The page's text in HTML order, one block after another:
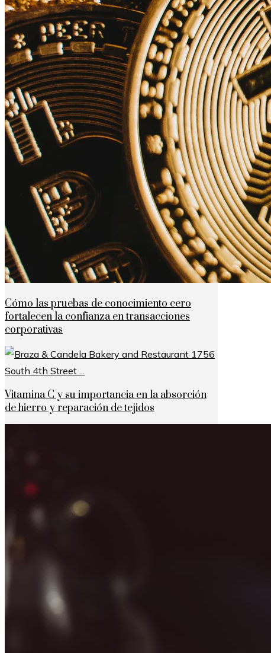
Cómo las pruebas de conocimiento cero
fortalecen la confianza en transacciones
corporativas
Vitamina C y su importancia en la absorción
de hierro y reparación de tejidos